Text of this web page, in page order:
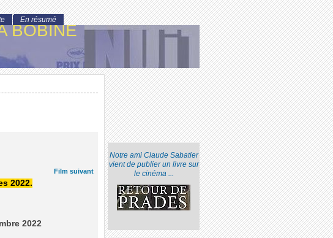
BOBINE
Film suivant
2022.
2022
Notre ami Claude Sabatier
vient de publier un livre sur
le cinéma ...
En résumé